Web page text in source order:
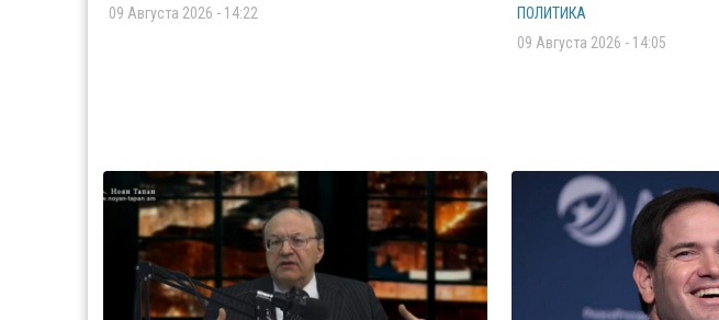
09 Августа 2026 - 14:22
ПОЛИТИКА
09 Августа 2026 - 14:05